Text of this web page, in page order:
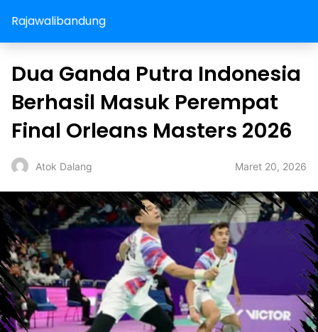
Rajawalibandung
Dua Ganda Putra Indonesia
Berhasil Masuk Perempat
Final Orleans Masters 2026
Atok Dalang Maret 20, 2026